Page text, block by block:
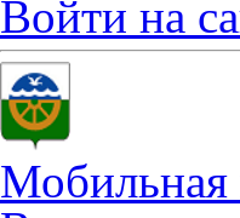
Войти на
Мобильная